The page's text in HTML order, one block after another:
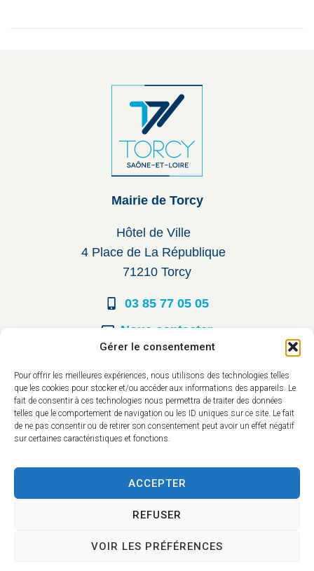
Gérer le consentement
Pour offrir les meilleures expériences, nous utilisons des technologies telles
que les cookies pour stocker et/ou accéder aux informations des appareils. Le
fait de consentir à ces technologies nous permettra de traiter des données
telles que le comportement de navigation ou les ID uniques sur ce site. Le fait
de ne pas consentir ou de retirer son consentement peut avoir un effet négatif
sur certaines caractéristiques et fonctions.
ACCEPTER
REFUSER
VOIR LES PRÉFÉRENCES
Mairie de Torcy
Hôtel de Ville
4 Place de La République
71210 Torcy
03 85 77 05 05
Nous contacter
Du lundi au vendredi :
8h30 à 12h00